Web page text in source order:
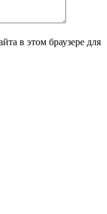
в этом браузере для